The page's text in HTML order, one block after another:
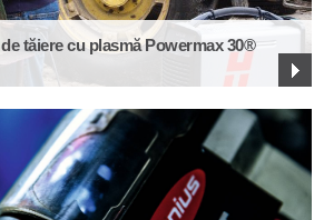
tăiere cu plasmă Powermax 30®